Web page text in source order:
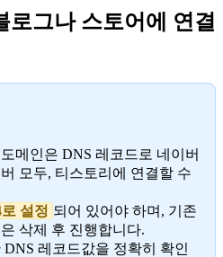
로그나 스토어에 연결
메인은 DNS 레코드로 네이버
모두, 티스토리에 연결할 수
설정 되어 있어야 하며, 기존
삭제 후 진행합니다.
레코드값을 정확히 확인